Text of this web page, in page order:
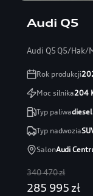
Audi Q5
Audi Q5 Q5/Hak/
Rok produkcji
Moc silnika204
Typ paliwadiesel
Typ nadwozia
SalonAudi
340 470 zł
285 995 zł